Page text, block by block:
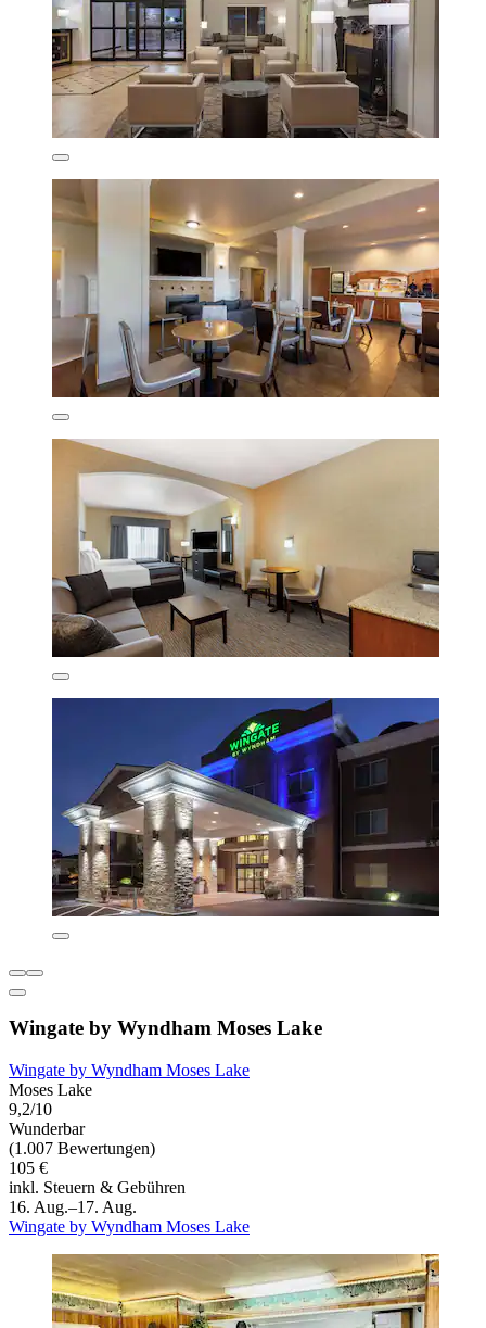
Wingate by Wyndham Moses Lake
Wingate by Wyndham Moses Lake
Moses Lake
9,2/10
Wunderbar
(1.007 Bewertungen)
105 €
inkl. Steuern & Gebühren
16. Aug.–17. Aug.
Wingate by Wyndham Moses Lake